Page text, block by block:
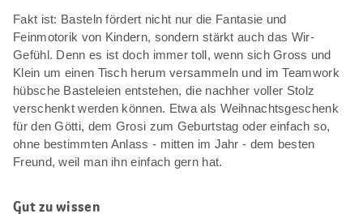
Fakt ist: Basteln fördert nicht nur die Fantasie und
Feinmotorik von Kindern, sondern stärkt auch das Wir-
Gefühl. Denn es ist doch immer toll, wenn sich Gross und
Klein um einen Tisch herum versammeln und im Teamwork
hübsche Basteleien entstehen, die nachher voller Stolz
verschenkt werden können. Etwa als Weihnachtsgeschenk
für den Götti, dem Grosi zum Geburtstag oder einfach so,
ohne bestimmten Anlass - mitten im Jahr - dem besten
Freund, weil man ihn einfach gern hat.
Gut zu wissen